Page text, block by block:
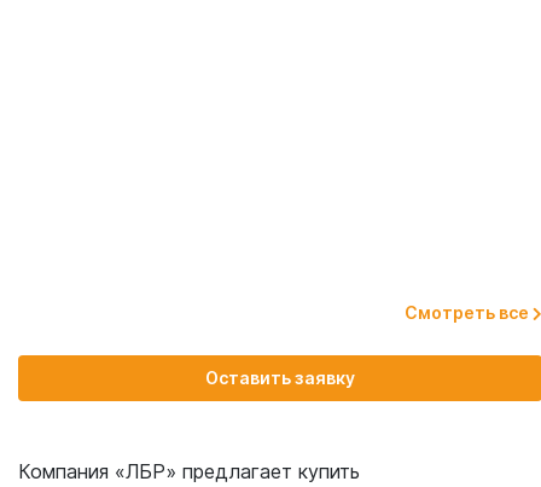
Смотреть все
Оставить заявку
Компания «ЛБР» предлагает купить